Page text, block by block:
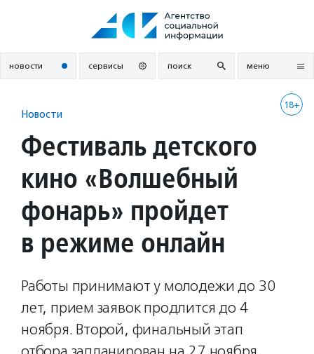
новости сервисы поиск меню
18+
Новости
Фестиваль детского
кино «Волшебный
фонарь» пройдет
в режиме онлайн
Работы принимают у молодежи до 30
лет, прием заявок продлится до 4
ноября. Второй, финальный этап